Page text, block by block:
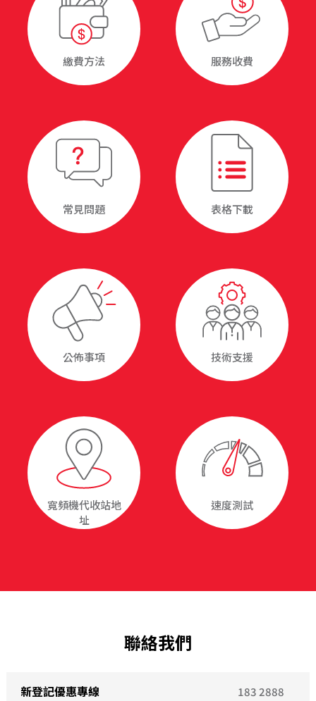
繳費方法 服務收費
常見問題 表格下載
公佈事項 技術支援
寬頻機代收站地
址
速度測試
聯絡我們
新登記優惠專線 183 2888